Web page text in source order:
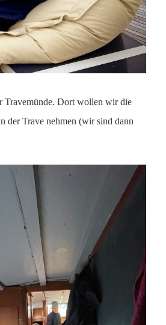
Travemünde. Dort wollen wir die
der Trave nehmen (wir sind dann